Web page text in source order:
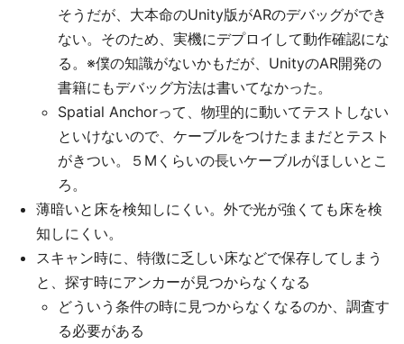
そうだが、大本命のUnity版がARのデバッグができ
ない。そのため、実機にデプロイして動作確認にな
る。※僕の知識がないかもだが、UnityのAR開発の
書籍にもデバッグ方法は書いてなかった。
Spatial Anchorって、物理的に動いてテストしない
といけないので、ケーブルをつけたままだとテスト
がきつい。５Mくらいの長いケーブルがほしいとこ
ろ。
薄暗いと床を検知しにくい。外で光が強くても床を検
知しにくい。
スキャン時に、特徴に乏しい床などで保存してしまう
と、探す時にアンカーが見つからなくなる
どういう条件の時に見つからなくなるのか、調査す
る必要がある